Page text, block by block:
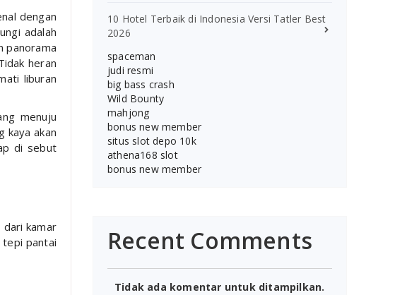
dengan
adalah
panorama
heran
liburan
menuju
kaya akan
di sebut
dari kamar
tepi pantai
10 Hotel Terbaik di Indonesia Versi Tatler Best
2026
spaceman
judi resmi
big bass crash
Wild Bounty
mahjong
bonus new member
situs slot depo 10k
athena168 slot
bonus new member
Recent Comments
Tidak ada komentar untuk ditampilkan.